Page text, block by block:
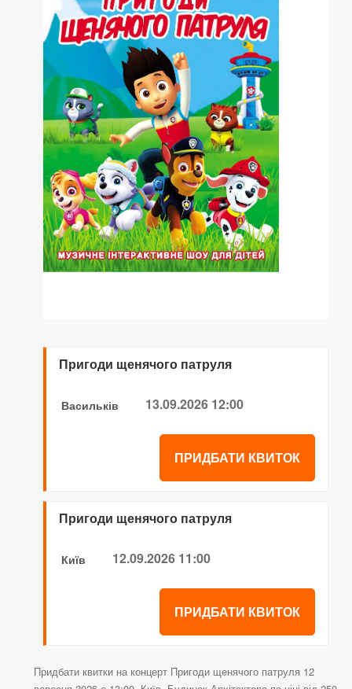
Пригоди щенячого патруля
Васильків 13.09.2026 12:00
ПРИДБАТИ КВИТОК
Пригоди щенячого патруля
Київ 12.09.2026 11:00
ПРИДБАТИ КВИТОК
Придбати квитки на концерт Пригоди щенячого патруля 12